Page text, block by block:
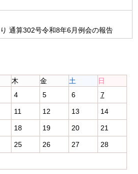
通算302号令和8年6月例会の報告
木 金 土
日
4 5 6 7
11 12 13 14
18 19 20 21
25 26 27 28